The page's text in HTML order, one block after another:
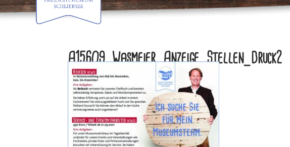
A15609_Wasmeier_Anzeige_Stellen_Druck2